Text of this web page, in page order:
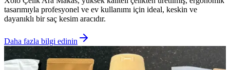
tasarımıyla profesyonel ve ev kullanımı için ideal, keskin ve
dayanıklı bir saç kesim aracıdır.
Daha fazla bilgi edinin